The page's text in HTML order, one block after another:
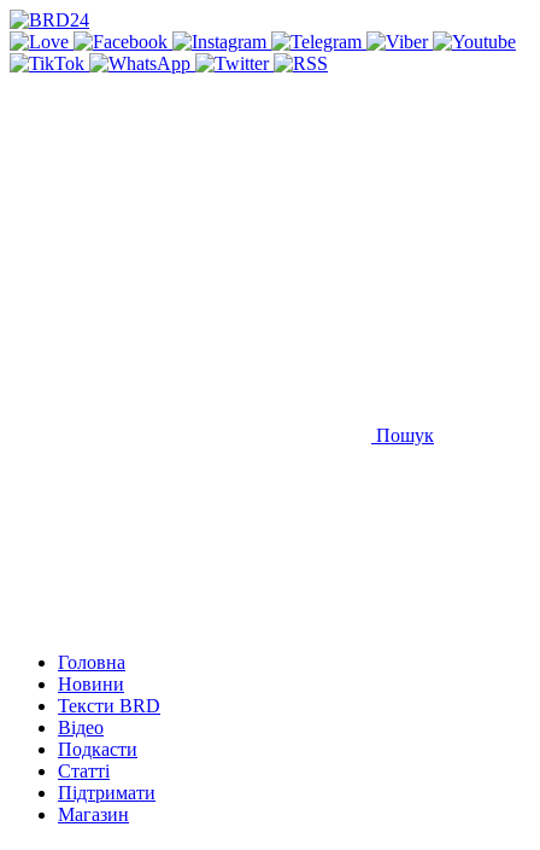
Пошук
Головна
Новини
Тексти BRD
Відео
Подкасти
Статті
Підтримати
Магазин